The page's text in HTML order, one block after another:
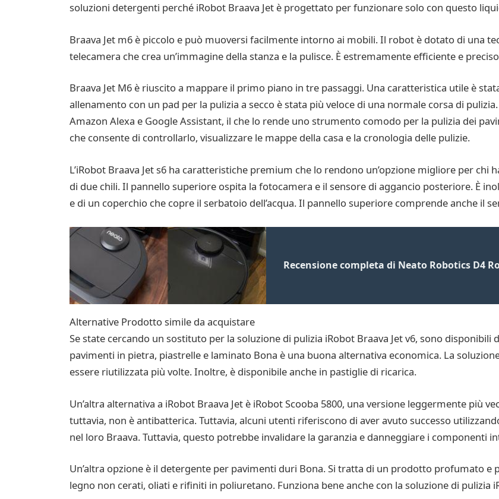
soluzioni detergenti perché iRobot Braava Jet è progettato per funzionare solo con questo
Braava Jet m6 è piccolo e può muoversi facilmente intorno ai mobili. Il robot è dotato di una
telecamera che crea un’immagine della stanza e la pulisce. È estremamente efficiente e
Braava Jet M6 è riuscito a mappare il primo piano in tre passaggi. Una caratteristica utile è
allenamento con un pad per la pulizia a secco è stata più veloce di una normale corsa di
Amazon Alexa e Google Assistant, il che lo rende uno strumento comodo per la pulizia dei
che consente di controllarlo, visualizzare le mappe della casa e la cronologia delle pulizie.
L’iRobot Braava Jet s6 ha caratteristiche premium che lo rendono un’opzione migliore per chi
di due chili. Il pannello superiore ospita la fotocamera e il sensore di aggancio posteriore. È
e di un coperchio che copre il serbatoio dell’acqua. Il pannello superiore comprende anche il
Recensione completa di Neato Robotics D4
Alternative Prodotto simile da acquistare
Se state cercando un sostituto per la soluzione di pulizia iRobot Braava Jet v6, sono disponibili
pavimenti in pietra, piastrelle e laminato Bona è una buona alternativa economica. La
essere riutilizzata più volte. Inoltre, è disponibile anche in pastiglie di ricarica.
Un’altra alternativa a iRobot Braava Jet è iRobot Scooba 5800, una versione leggermente più
tuttavia, non è antibatterica. Tuttavia, alcuni utenti riferiscono di aver avuto successo
nel loro Braava. Tuttavia, questo potrebbe invalidare la garanzia e danneggiare i componenti
Un’altra opzione è il detergente per pavimenti duri Bona. Si tratta di un prodotto profumato e
legno non cerati, oliati e rifiniti in poliuretano. Funziona bene anche con la soluzione di pulizia